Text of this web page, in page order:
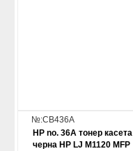
№:CB436A
HP no. 36A тонер касета
черна HP LJ M1120 MFP